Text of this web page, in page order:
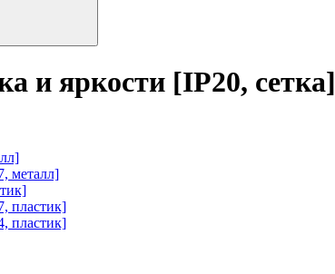
и яркости [IP20, сетка]
металл]
пластик]
пластик]